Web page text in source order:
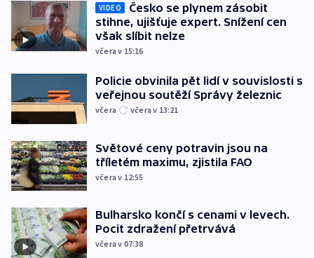
VIDEO
Česko se plynem zásobit
stihne, ujišťuje expert. Snížení cen
však slíbit nelze
včera v 15:16
Policie obvinila pět lidí v souvislosti s
veřejnou soutěží Správy železnic
včera včera v 13:21
Světové ceny potravin jsou na
tříletém maximu, zjistila FAO
včera v 12:55
Bulharsko končí s cenami v levech.
Pocit zdražení přetrvává
včera v 07:38